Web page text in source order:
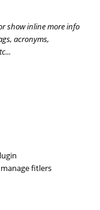
show inline more info
acronyms,
fitlers